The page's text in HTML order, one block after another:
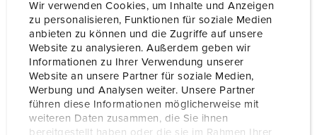
Wir verwenden Cookies, um Inhalte und Anzeigen
zu personalisieren, Funktionen für soziale Medien
anbieten zu können und die Zugriffe auf unsere
Website zu analysieren. Außerdem geben wir
Informationen zu Ihrer Verwendung unserer
Website an unsere Partner für soziale Medien,
Werbung und Analysen weiter. Unsere Partner
führen diese Informationen möglicherweise mit
weiteren Daten zusammen, die Sie ihnen
bereitgestellt haben oder die sie im Rahmen Ihrer
Planungsdaten & Downloads
Adapterleitung 8005B
Produktinfoblatt